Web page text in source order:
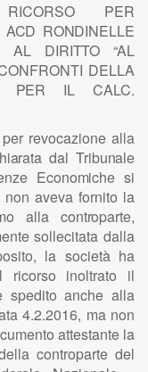
RICORSO
PER
ACD RONDINELLE
AL DIRITTO
“AL
DELLA
PER ILCALC.
revocazione alla
dalTribunale
ze Economiche si
nonaveva fornito la
alla controparte,
sollecitata dalla
la società ha
inoltrato il
spedito anche alla
4.2.2016, manon
attestante la
controparte del